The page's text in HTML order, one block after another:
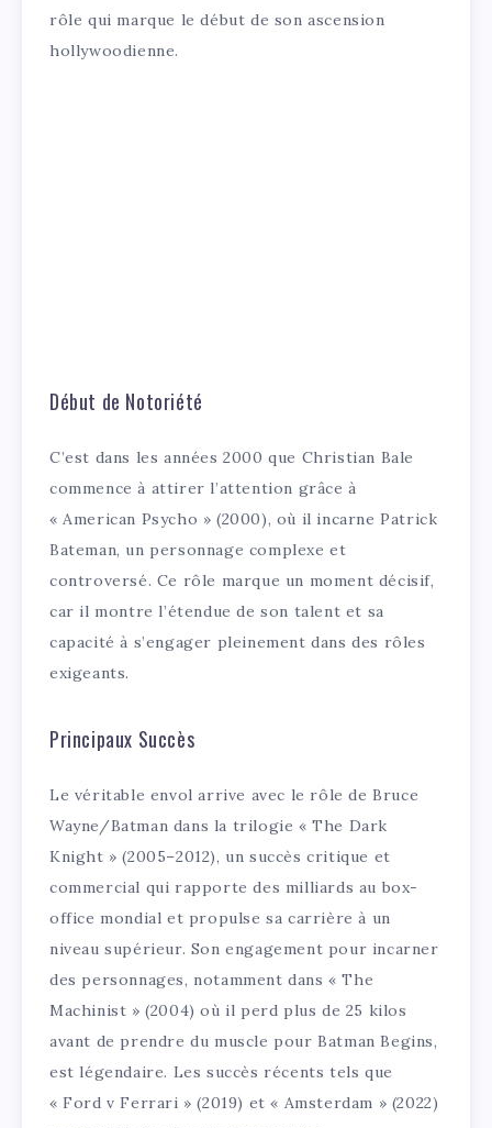
rôle qui marque le début de son ascension
hollywoodienne.
Début de Notoriété
C’est dans les années 2000 que Christian Bale
commence à attirer l’attention grâce à
« American Psycho » (2000), où il incarne Patrick
Bateman, un personnage complexe et
controversé. Ce rôle marque un moment décisif,
car il montre l’étendue de son talent et sa
capacité à s’engager pleinement dans des rôles
exigeants.
Principaux Succès
Le véritable envol arrive avec le rôle de Bruce
Wayne/Batman dans la trilogie « The Dark
Knight » (2005–2012), un succès critique et
commercial qui rapporte des milliards au box-
office mondial et propulse sa carrière à un
niveau supérieur. Son engagement pour incarner
des personnages, notamment dans « The
Machinist » (2004) où il perd plus de 25 kilos
avant de prendre du muscle pour Batman Begins,
est légendaire. Les succès récents tels que
« Ford v Ferrari » (2019) et « Amsterdam » (2022)